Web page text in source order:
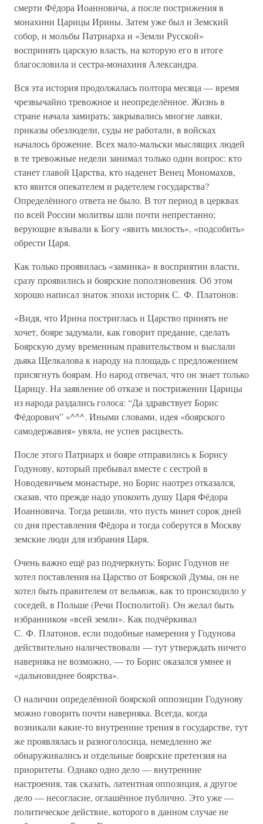
смерти Фёдора Иоанновича, а после пострижения в
монахини Царицы Ирины. Затем уже был и Земский
собор, и мольбы Патриарха и «Земли Русской»
воспринять царскую власть, на которую его в итоге
благословила и сестра-монахиня Александра.
Вся эта история продолжалась полтора месяца — время
чрезвычайно тревожное и неопределённое. Жизнь в
стране начала замирать; закрывались многие лавки,
приказы обезлюдели, суды не работали, в войсках
началось брожение. Всех мало-мальски мыслящих людей
в те тревожные недели занимал только один вопрос: кто
станет главой Царства, кто наденет Венец Мономахов,
кто явится опекателем и радетелем государства?
Определённого ответа не было. В тот период в церквах
по всей России молитвы шли почти непрестанно;
верующие взывали к Богу «явить милость», «подсобить»
обрести Царя.
Как только проявилась «заминка» в восприятии власти,
сразу проявились и боярские поползновения. Об этом
хорошо написал знаток эпохи историк С. Ф. Платонов:
«Видя, что Ирина постриглась и Царство принять не
хочет, бояре задумали, как говорит предание, сделать
Боярскую думу временным правительством и выслали
дьяка Щелкалова к народу на площадь с предложением
присягнуть боярам. Но народ отвечал, что он знает только
Царицу. На заявление об отказе и пострижении Царицы
из народа раздались голоса: “Да здравствует Борис
Фёдорович” »^^^. Иными словами, идея «боярского
самодержавия» увяла, не успев расцвесть.
После этого Патриарх и бояре отправились к Борису
Годунову, который пребывал вместе с сестрой в
Новодевичьем монастыре, но Борис наотрез отказался,
сказав, что прежде надо упокоить душу Царя Фёдора
Иоанновича. Тогда решили, что пусть минет сорок дней
со дня преставления Фёдора и тогда соберутся в Москву
земские люди для избрания Царя.
Очень важно ещё раз подчеркнуть: Борис Годунов не
хотел поставления на Царство от Боярской Думы, он не
хотел быть правителем от вельмож, как то происходило у
соседей, в Польше (Речи Посполитой). Он желал быть
избранником «всей земли». Как подчёркивал
С. Ф. Платонов, если подобные намерения у Годунова
действительно наличествовали — тут утверждать ничего
наверняка не возможно, — то Борис оказался умнее и
«дальновиднее боярства».
О наличии определённой боярской оппозиции Годунову
можно говорить почти наверняка. Всегда, когда
возникали какие-то внутренние трения в государстве, тут
же проявлялась и разноголосица, немедленно же
обнаруживались и отдельные боярские претензия на
приоритеты. Однако одно дело — внутренние
настроения, так сказать, латентная оппозиция, а другое
дело — несогласие, оглашённое публично. Это уже —
политическое действие, которого в данном случае не